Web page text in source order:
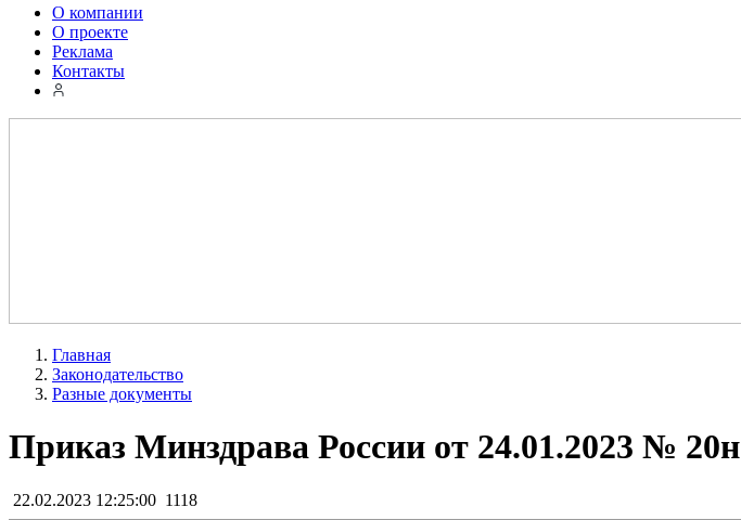
О компании
О проекте
Реклама
Контакты
Главная
Законодательство
Разные документы
Приказ Минздрава России от 24.01.2023 № 20н
22.02.2023 12:25:00 1118